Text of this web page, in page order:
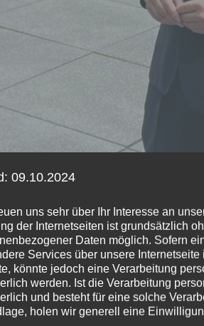
der
09.10.2024
uns sehr über Ihr Interesse an
der Internetseiten ist grundsätzlich
Daten möglich. Sofern
Services über unsere Internetseite
könnte jedoch eine Verarbeitung
werden. Ist die Verarbeitung
und besteht für eine solche
holen wir generell eine